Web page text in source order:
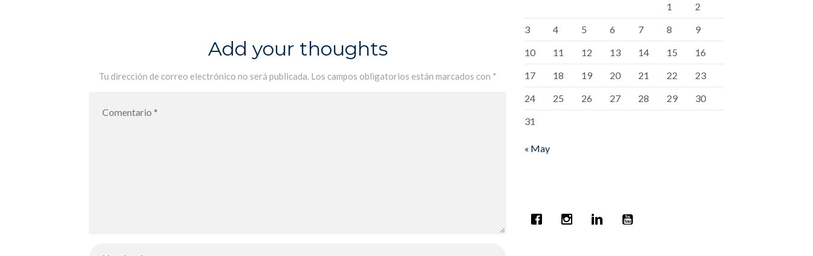
Add your thoughts
Tu dirección de correo electrónico no será publicada. Los campos obligatorios están marcados con *
1
2
3
4 5 6 7 8
9
10
11 12 13 14 15
16
17
18 19 20 21 22
23
24
25 26 27 28 29
30
31
« May